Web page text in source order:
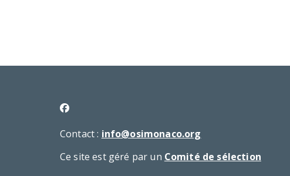
Contact : info@osimonaco.org
Ce site est géré par un Comité de sélection